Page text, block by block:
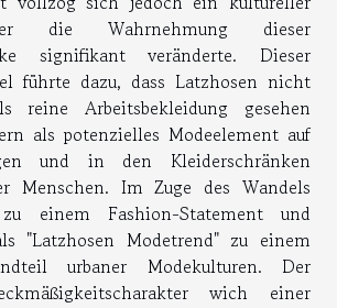
die Wahrnehmung dieser
signifikant veränderte. Dieser
führte dazu, dass Latzhosen nicht
reine Arbeitsbekleidung gesehen
als potenzielles Modeelement auf
und in den Kleiderschränken
Menschen. Im Zuge des Wandels
einem Fashion-Statement und
"Latzhosen Modetrend" zu einem
urbaner Modekulturen. Der
wich einer